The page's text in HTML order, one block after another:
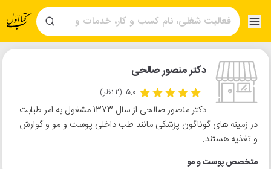
دکتر منصور صالحی
5.0 (2 نظر)
دکتر منصور صالحی از سال 1373 مشغول به امر طبابت
در زمینه های گوناگون پزشکی مانند طب داخلی پوست و مو و گوارش
و تغذیه هستند.
متخصص پوست و مو